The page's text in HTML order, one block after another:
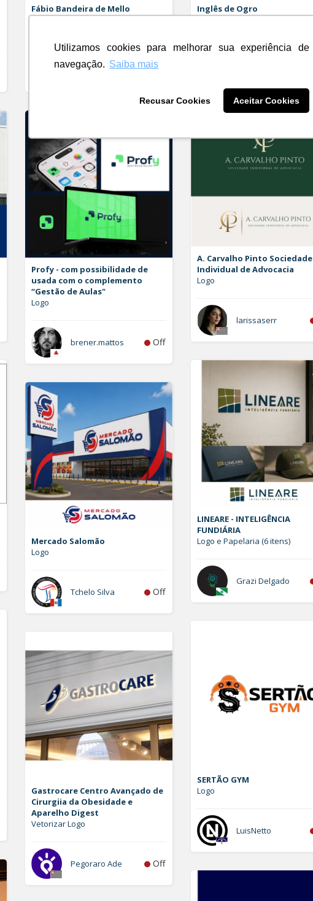
Utilizamos cookies para melhorar sua experiência de
navegação. Saiba mais
Recusar Cookies Aceitar Cookies
Fábio Bandeira de Mello
Advocacia
Rubao Off
Inglês de Ogro
Logo
A. Carvalho Pinto Sociedade
Individual de Advocacia
Logo
larissaserr
Profy - com possibilidade de
usada com o complemento
“Gestão de Aulas"
Logo
brener.mattos Off
LINEARE - INTELIGÊNCIA
FUNDIÁRIA
Logo e Papelaria (6 itens)
Grazi Delgado
Mercado Salomão
Logo
Tchelo Silva Off
SERTÃO GYM
Logo
LuisNetto
Gastrocare Centro Avançado de
Cirurgiia da Obesidade e
Aparelho Digest
Vetorizar Logo
Pegoraro Ade Off